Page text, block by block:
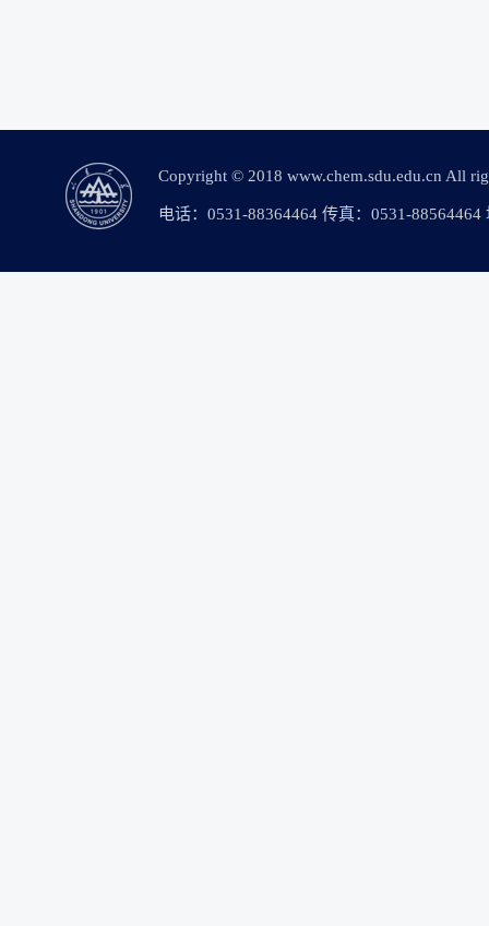
Copyright © 2018 www.chem.sdu.edu.cn All
电话：0531-88364464 传真：0531-